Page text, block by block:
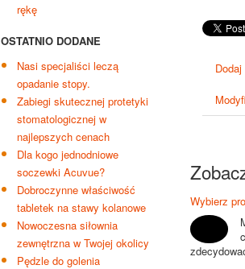
rękę
OSTATNIO DODANE
Nasi specjaliści leczą
opadanie stopy.
Zabiegi skutecznej protetyki
stomatologicznej w
najlepszych cenach
Dla kogo jednodniowe
soczewki Acuvue?
Dobroczynne właściwość
tabletek na stawy kolanowe
Nowoczesna siłownia
zewnętrzna w Twojej okolicy
Pędzle do golenia
Wybierz